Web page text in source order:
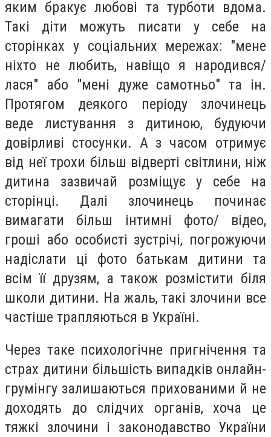
яким бракує любові та турботи вдома.
Такі діти можуть писати у себе на
сторінках у соціальних мережах: "мене
ніхто не любить, навіщо я народився/
лася" або "мені дуже самотньо" та ін.
Протягом деякого періоду злочинець
веде листування з дитиною, будуючи
довірливі стосунки. А з часом отримує
від неї трохи більш відверті світлини, ніж
дитина зазвичай розміщує у себе на
сторінці. Далі злочинець починає
вимагати більш інтимні фото/ відео,
гроші або особисті зустрічі, погрожуючи
надіслати ці фото батькам дитини та
всім її друзям, а також розмістити біля
школи дитини. На жаль, такі злочини все
частіше трапляються в Україні.
Через таке психологічне пригнічення та
страх дитини більшість випадків онлайн-
грумінгу залишаються прихованими й не
доходять до слідчих органів, хоча це
тяжкі злочини і законодавство України